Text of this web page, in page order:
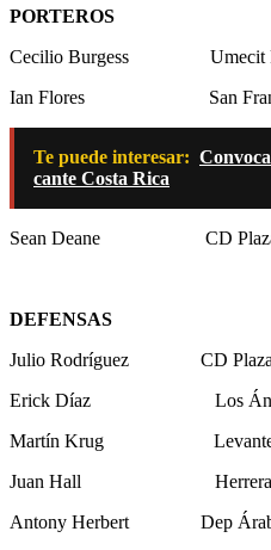
PORTEROS
Cecilio Burgess Umecit
Ian Flores San
Te puede interesar:
cante Costa Rica
Sean Deane CD Plaza
DEFENSAS
Julio Rodríguez CD Plaza
Erick Díaz Los
Martín Krug Levante
Juan Hall Herrera
Antony Herbert Dep Árabe